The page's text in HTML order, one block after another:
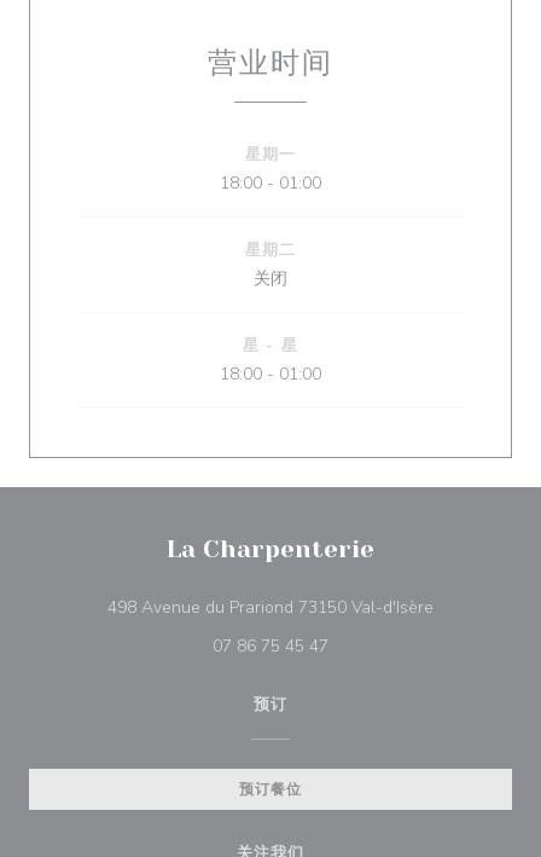
营业时间
星期一
18:00 - 01:00
星期二
关闭
星 - 星
18:00 - 01:00
La Charpenterie
498 Avenue du Prariond 73150 Val-d'Isère
07 86 75 45 47
预订
预订餐位